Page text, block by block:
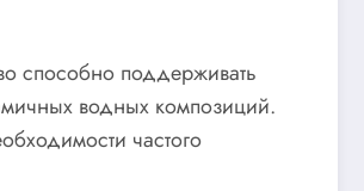
способно поддерживать
водных композиций.
частого